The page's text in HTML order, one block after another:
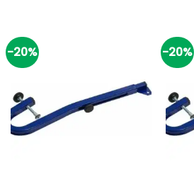
-20% -20%